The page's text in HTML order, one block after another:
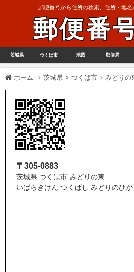
郵便番号から住所の検索、住所・地
郵便番
茨城県 つくば市 地図 郵便局
ホーム 茨城県 つくば市 みどりの
〒305-0883
茨城県 つくば市 みどりの東
いばらきけん つくばし みどりのひが